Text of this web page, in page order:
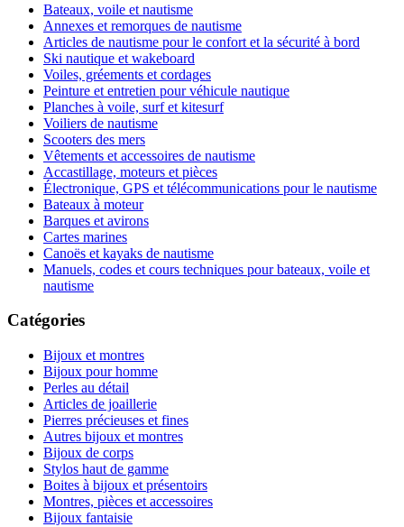
Bateaux, voile et nautisme
Annexes et remorques de nautisme
Articles de nautisme pour le confort et la sécurité à bord
Ski nautique et wakeboard
Voiles, gréements et cordages
Peinture et entretien pour véhicule nautique
Planches à voile, surf et kitesurf
Voiliers de nautisme
Scooters des mers
Vêtements et accessoires de nautisme
Accastillage, moteurs et pièces
Électronique, GPS et télécommunications pour le nautisme
Bateaux à moteur
Barques et avirons
Cartes marines
Canoës et kayaks de nautisme
Manuels, codes et cours techniques pour bateaux, voile et
nautisme
Catégories
Bijoux et montres
Bijoux pour homme
Perles au détail
Articles de joaillerie
Pierres précieuses et fines
Autres bijoux et montres
Bijoux de corps
Stylos haut de gamme
Boites à bijoux et présentoirs
Montres, pièces et accessoires
Bijoux fantaisie